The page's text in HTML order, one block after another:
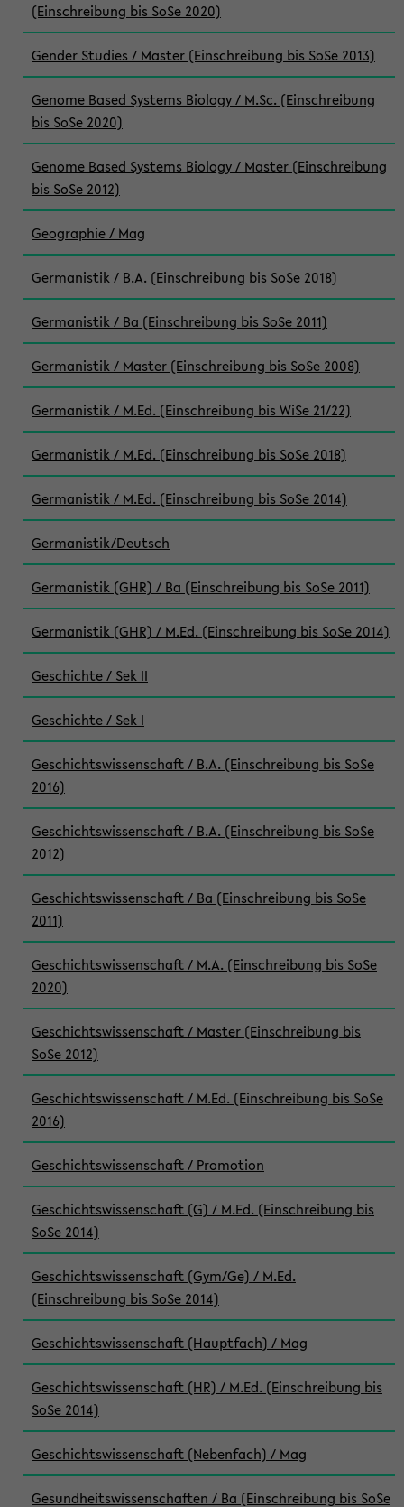
(Einschreibung bis SoSe 2020)
Gender Studies / Master (Einschreibung bis SoSe 2013)
Genome Based Systems Biology / M.Sc. (Einschreibung
bis SoSe 2020)
Genome Based Systems Biology / Master (Einschreibung
bis SoSe 2012)
Geographie / Mag
Germanistik / B.A. (Einschreibung bis SoSe 2018)
Germanistik / Ba (Einschreibung bis SoSe 2011)
Germanistik / Master (Einschreibung bis SoSe 2008)
Germanistik / M.Ed. (Einschreibung bis WiSe 21/22)
Germanistik / M.Ed. (Einschreibung bis SoSe 2018)
Germanistik / M.Ed. (Einschreibung bis SoSe 2014)
Germanistik/Deutsch
Germanistik (GHR) / Ba (Einschreibung bis SoSe 2011)
Germanistik (GHR) / M.Ed. (Einschreibung bis SoSe 2014)
Geschichte / Sek II
Geschichte / Sek I
Geschichtswissenschaft / B.A. (Einschreibung bis SoSe
2016)
Geschichtswissenschaft / B.A. (Einschreibung bis SoSe
2012)
Geschichtswissenschaft / Ba (Einschreibung bis SoSe
2011)
Geschichtswissenschaft / M.A. (Einschreibung bis SoSe
2020)
Geschichtswissenschaft / Master (Einschreibung bis
SoSe 2012)
Geschichtswissenschaft / M.Ed. (Einschreibung bis SoSe
2016)
Geschichtswissenschaft / Promotion
Geschichtswissenschaft (G) / M.Ed. (Einschreibung bis
SoSe 2014)
Geschichtswissenschaft (Gym/Ge) / M.Ed.
(Einschreibung bis SoSe 2014)
Geschichtswissenschaft (Hauptfach) / Mag
Geschichtswissenschaft (HR) / M.Ed. (Einschreibung bis
SoSe 2014)
Geschichtswissenschaft (Nebenfach) / Mag
Gesundheitswissenschaften / Ba (Einschreibung bis SoSe